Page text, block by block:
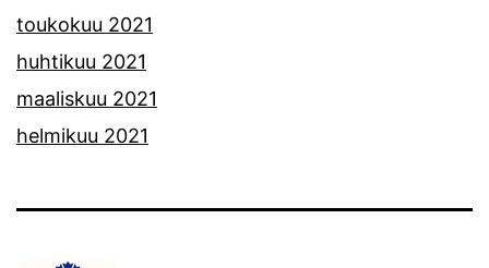
toukokuu 2021
huhtikuu 2021
maaliskuu 2021
helmikuu 2021